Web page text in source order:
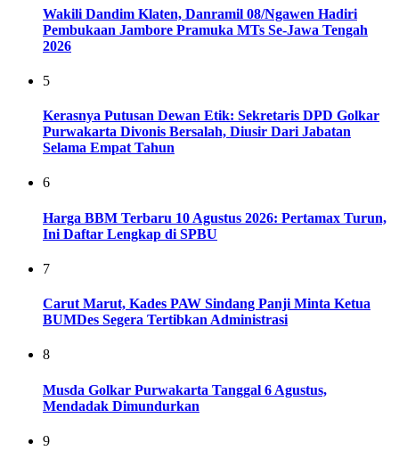
Wakili Dandim Klaten, Danramil 08/Ngawen Hadiri
Pembukaan Jambore Pramuka MTs Se-Jawa Tengah
2026
5
Kerasnya Putusan Dewan Etik: Sekretaris DPD Golkar
Purwakarta Divonis Bersalah, Diusir Dari Jabatan
Selama Empat Tahun
6
Harga BBM Terbaru 10 Agustus 2026: Pertamax Turun,
Ini Daftar Lengkap di SPBU
7
Carut Marut, Kades PAW Sindang Panji Minta Ketua
BUMDes Segera Tertibkan Administrasi
8
Musda Golkar Purwakarta Tanggal 6 Agustus,
Mendadak Dimundurkan
9